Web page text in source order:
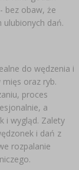
bez obaw, że
ulubionych dań.
do wędzenia i
oraz ryb.
proces
a
i wygląd. Zalety
i dań z
rozpalanie